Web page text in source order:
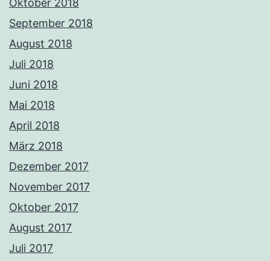
Oktober 2018
September 2018
August 2018
Juli 2018
Juni 2018
Mai 2018
April 2018
März 2018
Dezember 2017
November 2017
Oktober 2017
August 2017
Juli 2017